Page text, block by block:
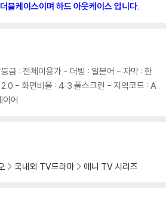
블케이스이며 하드 아웃케이스 입니다.
금 : 전체이용가 - 더빙 : 일본어 - 자막 : 한
- 화면비율 : 4:3 풀스크린 - 지역코드 : A
어
국내외 TV드라마 애니 TV 시리즈